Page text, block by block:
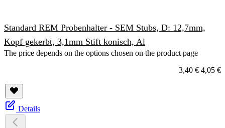
Standard REM Probenhalter - SEM Stubs, D: 12,7mm,
Kopf gekerbt, 3,1mm Stift konisch, Al
The price depends on the options chosen on the product page
3,40 € 4,05 €
Details